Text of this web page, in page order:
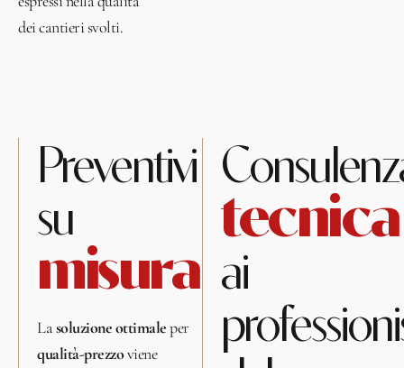
dei cantieri svolti.
Preventivi
su
misura
Lasoluzione ottimaleper
qualità-prezzoviene
tecnica
ai